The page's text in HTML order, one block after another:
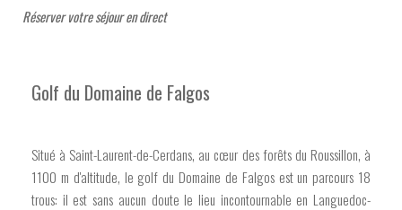
Réserver votre séjour en direct
Golf du Domaine de Falgos
Situé à Saint-Laurent-de-Cerdans, au cœur des forêts du Roussillon, à
1100 m d'altitude, le golf du Domaine de Falgos est un parcours 18
trous: il est sans aucun doute le lieu incontournable en Languedoc-